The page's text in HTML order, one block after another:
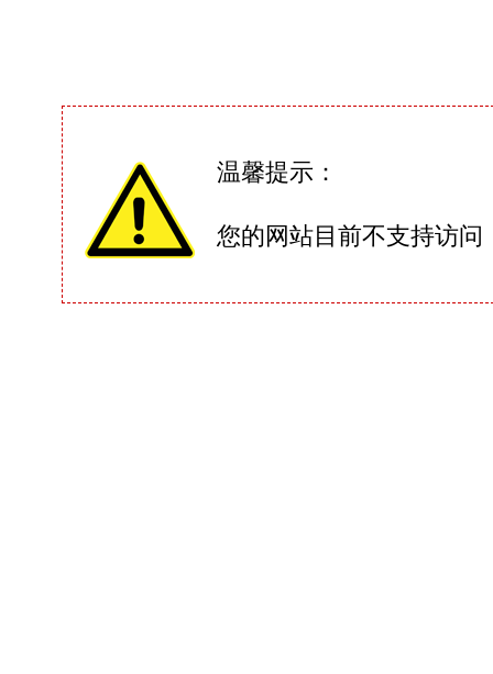
温馨提示：
您的网站目前不支持访